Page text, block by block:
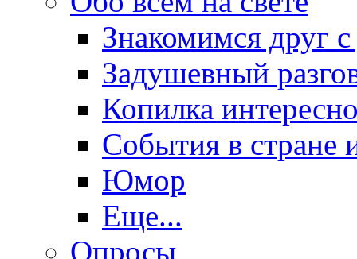
Знакомимся друг
Задушевный
Копилка
События в стране
Юмор
Еще...
Опросы